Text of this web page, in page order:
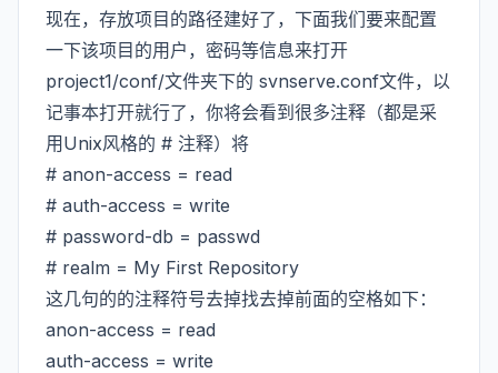
现在，存放项目的路径建好了，下面我们要来配置
一下该项目的用户，密码等信息来打开
project1/conf/文件夹下的 svnserve.conf文件，以
记事本打开就行了，你将会看到很多注释（都是采
用Unix风格的 # 注释）将
# anon-access = read
# auth-access = write
# password-db = passwd
# realm = My First Repository
这几句的的注释符号去掉找去掉前面的空格如下：
anon-access = read
auth-access = write